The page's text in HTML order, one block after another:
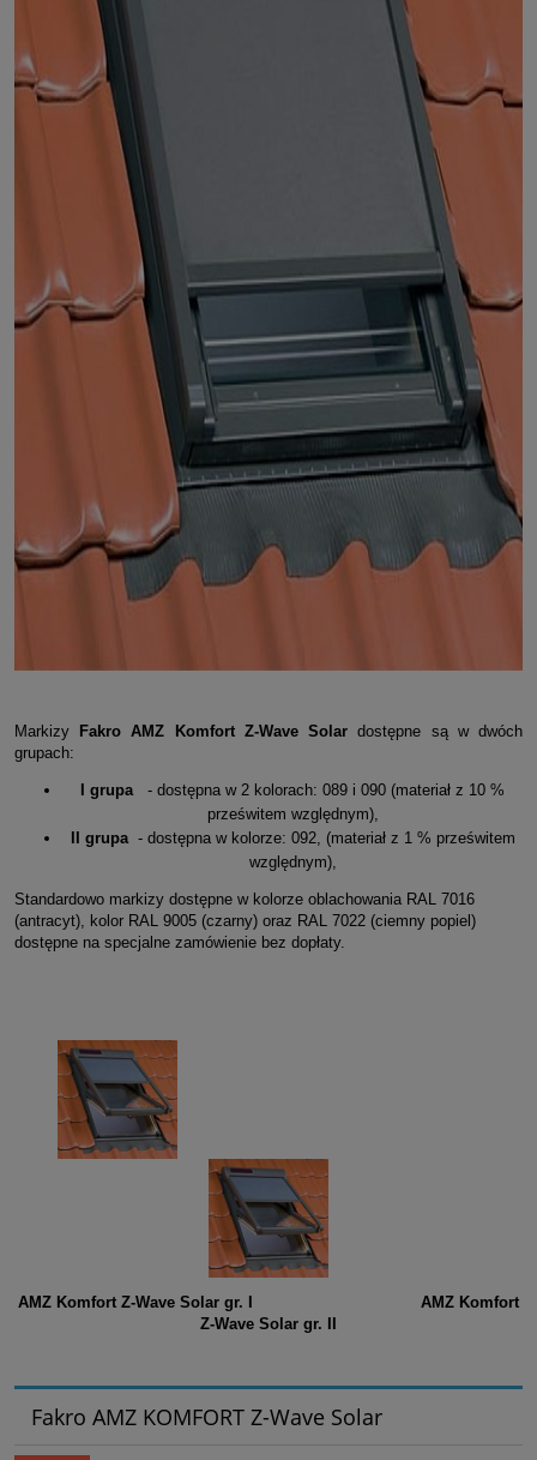
Markizy Fakro AMZ Komfort Z-Wave Solar dostępne są w dwóch
grupach:
I grupa- dostępna w 2 kolorach: 089 i 090 (materiał z 10 %
prześwitem względnym),
II grupa - dostępna w kolorze: 092, (materiał z 1 % prześwitem
względnym),
Standardowo markizy dostępne w kolorze oblachowania RAL 7016
(antracyt), kolor RAL 9005 (czarny) oraz RAL 7022 (ciemny popiel)
dostępne na specjalne zamówienie bez dopłaty.
AMZ Komfort Z-Wave Solar gr. I AMZ Komfort
Z-Wave Solar gr. II
Fakro AMZ KOMFORT Z-Wave Solar